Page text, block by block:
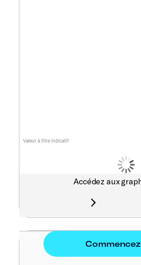
Valeur à titre indicatif
Accédez aux